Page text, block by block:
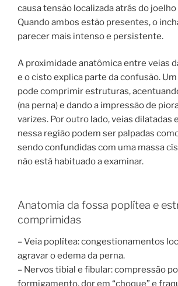
causa tensão localizada atrás do
Quando ambos estão presentes, o
parecer mais intenso e persistente.
A proximidade anatômica entre veias
e o cisto explica parte da confusão.
pode comprimir estruturas,
(na perna) e dando a impressão de
varizes. Por outro lado, veias dilatadas
nessa região podem ser palpadas
sendo confundidas com uma massa
não está habituado a examinar.
Anatomia da fossa poplítea e
comprimidas
– Veia poplítea: congestionamentos
agravar o edema da perna.
– Nervos tibial e fibular: compressão
formigamento, dor em “choque” e